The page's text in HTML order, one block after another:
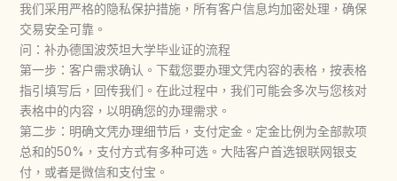
我们采用严格的隐私保护措施，所有客户信息均加密处理，确保
交易安全可靠。
问：补办德国波茨坦大学毕业证的流程
第一步：客户需求确认。下载您要办理文凭内容的表格，按表格
指引填写后，回传我们。在此过程中，我们可能会多次与您核对
表格中的内容，以明确您的办理需求。
第二步：明确文凭办理细节后，支付定金。定金比例为全部款项
总和的50%，支付方式有多种可选。大陆客户首选银联网银支
付，或者是微信和支付宝。